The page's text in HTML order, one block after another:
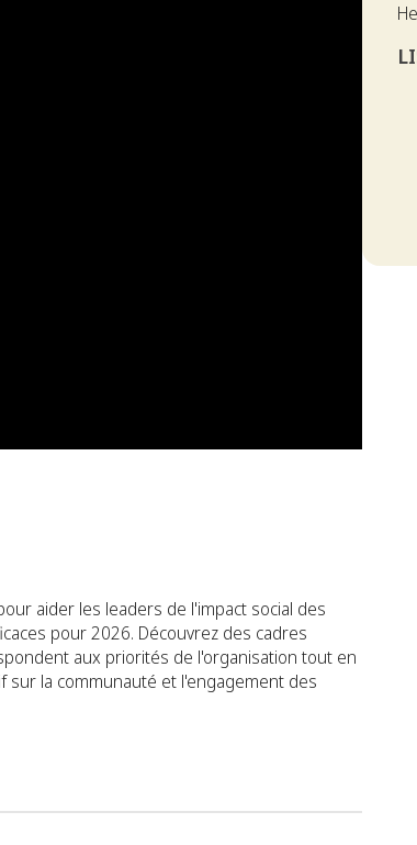
aider les leaders de l'impact social des
pour 2026. Découvrez des cadres
aux priorités de l'organisation tout en
la communauté et l'engagement des